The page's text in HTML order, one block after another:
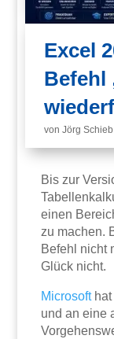
Excel
Befehl
vonJörg Schieb
Bis zur
einen
zu machen.
Befehl nicht
Glück nicht.
Microsofthat
und an eine